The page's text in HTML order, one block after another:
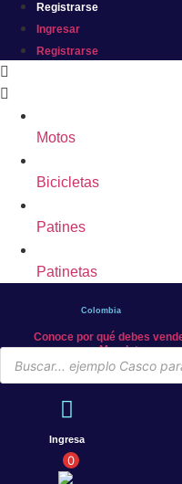
Registrarse
Ingresar
Registrarse
Motos
Bicicletas
Patines
Patinetas
Colombia
Conoce por qué debes
Mercleta
Búsqueda
de
productos
Ingresa
0